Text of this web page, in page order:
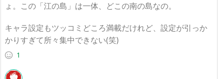
ょ。この「江の島」は一体、どこの南の島なの。
キャラ設定もツッコミどころ満載だけれど、設定が引っか
かりすぎて所々集中できない(笑)
1